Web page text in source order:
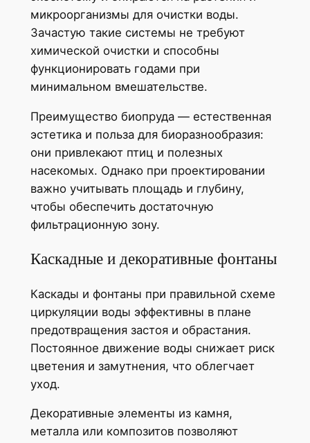
микроорганизмы для очистки воды.
Зачастую такие системы не требуют
химической очистки и способны
функционировать годами при
минимальном вмешательстве.
Преимущество биопруда — естественная
эстетика и польза для биоразнообразия:
они привлекают птиц и полезных
насекомых. Однако при проектировании
важно учитывать площадь и глубину,
чтобы обеспечить достаточную
фильтрационную зону.
Каскадные и декоративные фонтаны
Каскады и фонтаны при правильной схеме
циркуляции воды эффективны в плане
предотвращения застоя и обрастания.
Постоянное движение воды снижает риск
цветения и замутнения, что облегчает
уход.
Декоративные элементы из камня,
металла или композитов позволяют